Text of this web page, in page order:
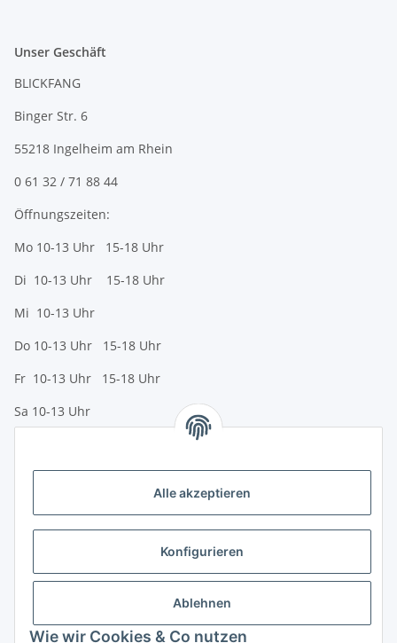
Alle akzeptieren
Konfigurieren
Ablehnen
Wie wir Cookies & Co nutzen
Unser Geschäft
BLICKFANG
Binger Str. 6
55218 Ingelheim am Rhein
0 61 32 / 71 88 44
Öffnungszeiten:
Mo 10-13 Uhr 15-18 Uhr
Di 10-13 Uhr 15-18 Uhr
Mi 10-13 Uhr
Do 10-13 Uhr 15-18 Uhr
Fr 10-13 Uhr 15-18 Uhr
Sa 10-13 Uhr
Vorkasse (per Bank-Überweisung)
Sofortüberweisung
Rechnungskauf